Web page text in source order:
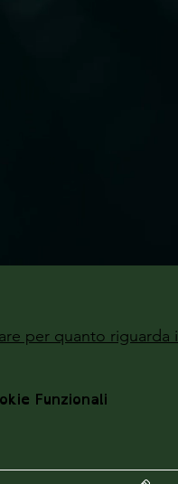
per quanto riguarda i
Funzionali